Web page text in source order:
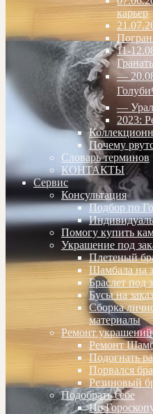
карьер
11-
—
—
2023:
Почему
Словарь терминов
КОНТАКТЫ
Сервис
Консультация
Подбор по
Помогу купить
Украшение под
Плетеный
Шамбала на
Браслет под
Бусы на заказ
Сборка
материалы
Ремонт украшений
Ремонт
Подогнать
Порвался
Резиновый
Подобрать себе
По